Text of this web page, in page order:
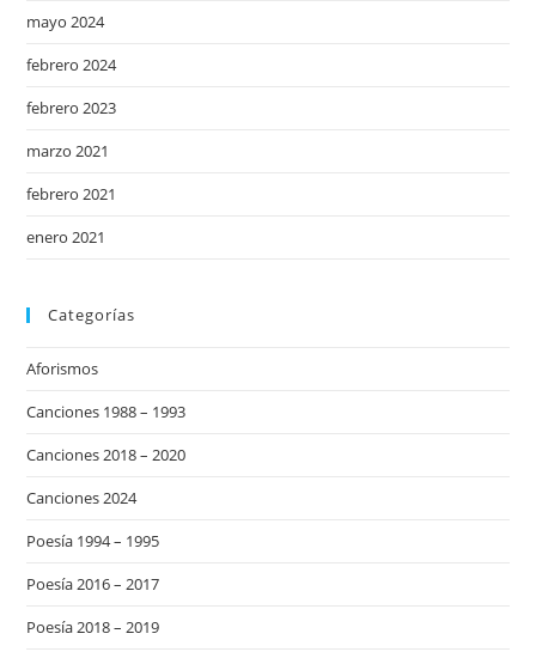
mayo 2024
febrero 2024
febrero 2023
marzo 2021
febrero 2021
enero 2021
Categorías
Aforismos
Canciones 1988 – 1993
Canciones 2018 – 2020
Canciones 2024
Poesía 1994 – 1995
Poesía 2016 – 2017
Poesía 2018 – 2019